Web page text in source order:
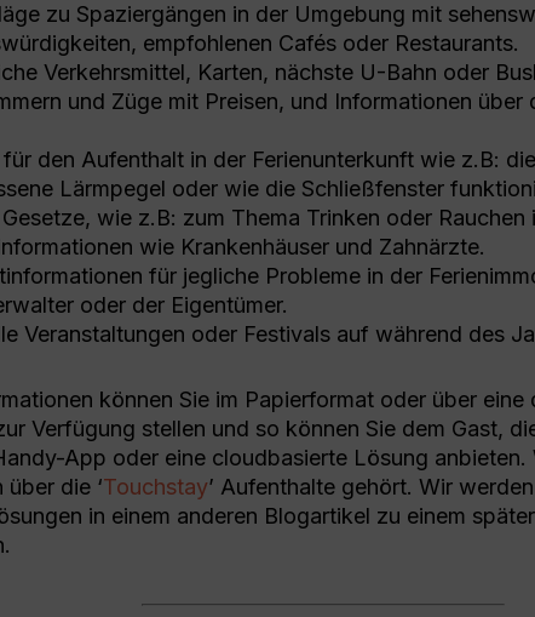
zu Spaziergängen in der Umgebung mit
empfohlenen Cafés oder Restaurants.
Verkehrsmittel, Karten, nächste U-Bahn oder
und Züge mit Preisen, und Informationen
für den Aufenthalt in der Ferienunterkunft wie z.B:
Lärmpegel oder wie die Schließfenster
wie z.B: zum Thema Trinken oder Rauchen
wie Krankenhäuser und Zahnärzte.
für jegliche Probleme in der
oder der Eigentümer.
Veranstaltungen oder Festivals auf während des
können Sie im Papierformat oder über
Verfügung stellen und so können Sie dem Gast,
App oder eine cloudbasierte Lösung
über die ‘Touchstay’ Aufenthalte gehört. Wir
in einem anderen Blogartikel zu einem